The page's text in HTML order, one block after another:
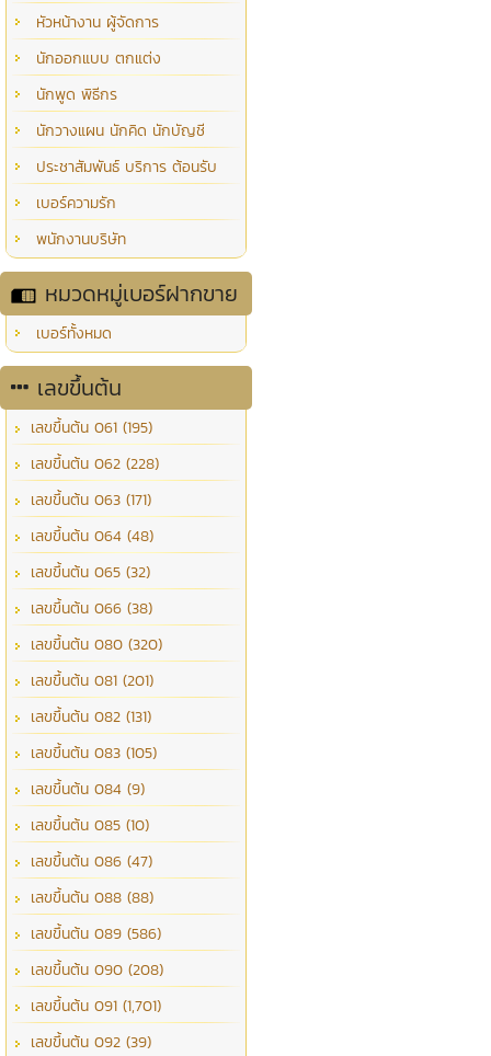
หัวหน้างาน ผู้จัดการ
นักออกแบบ ตกแต่ง
นักพูด พิธีกร
นักวางแผน นักคิด นักบัญชี
ประชาสัมพันธ์ บริการ ต้อนรับ
เบอร์ความรัก
พนักงานบริษัท
หมวดหมู่เบอร์ฝากขาย
เบอร์ทั้งหมด
เลขขึ้นต้น
เลขขึ้นต้น 061 (195)
เลขขึ้นต้น 062 (228)
เลขขึ้นต้น 063 (171)
เลขขึ้นต้น 064 (48)
เลขขึ้นต้น 065 (32)
เลขขึ้นต้น 066 (38)
เลขขึ้นต้น 080 (320)
เลขขึ้นต้น 081 (201)
เลขขึ้นต้น 082 (131)
เลขขึ้นต้น 083 (105)
เลขขึ้นต้น 084 (9)
เลขขึ้นต้น 085 (10)
เลขขึ้นต้น 086 (47)
เลขขึ้นต้น 088 (88)
เลขขึ้นต้น 089 (586)
เลขขึ้นต้น 090 (208)
เลขขึ้นต้น 091 (1,701)
เลขขึ้นต้น 092 (39)